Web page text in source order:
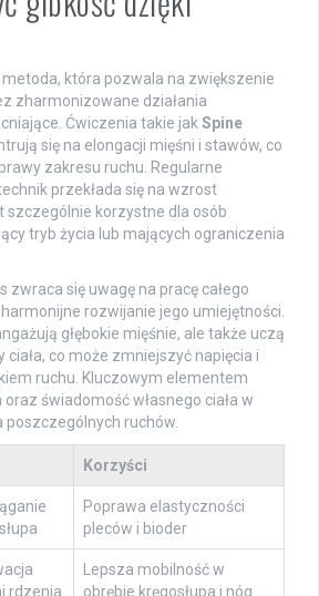
która pozwala na zwiększenie
zharmonizowane działania
Ćwiczenia takie jakSpine
się na elongacji mięśni i stawów, co
zakresu ruchu. Regularne
przekłada się na wzrost
szczególnie korzystne dla osób
tryb życia lub mających ograniczenia
zwraca się uwagę na pracę całego
harmonijne rozwijanie jego umiejętności.
głębokie mięśnie, ale także uczą
ciała, co może zmniejszyć napięcia i
ruchu. Kluczowym elementem
świadomość własnego ciała w
ruchów.
Korzyści
Poprawa elastyczności
pleców i bioder
rdzenia
Lepsza mobilność w
obrębie kręgosłupa i nóg